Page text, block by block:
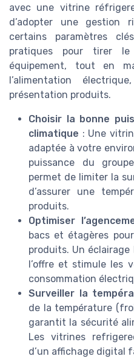
avec une vitrine
d’adopter une gestion
certains paramètres
pratiques pour tirer
équipement, tout en
l’alimentation
présentation produits.
Choisir la bonne
climatique : Une
adaptée à votre
puissance du
permet de limiter la
d’assurer une
produits.
Optimiser
bacs et étagères
produits. Un éclairage
l’offre et stimule les
consommation
Surveiller la
de la température
garantit la sécurité
Les vitrines
d’un affichage digital